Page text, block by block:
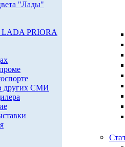
"Лады"
LADA PRIORA
других СМИ